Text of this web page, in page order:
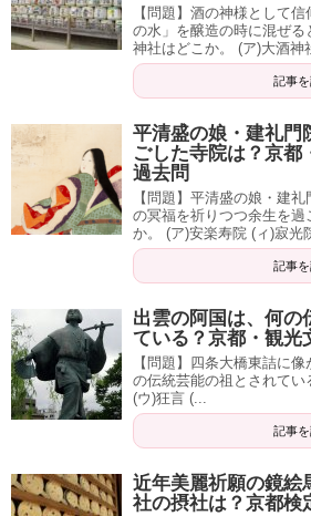
【問題】酒の神様として
の水」を醸造の時に混ぜ
神社はどこか。 (ア)大酒神
記事
平清盛の娘・建礼門
ごした寺院は？京都
過去問
【問題】平清盛の娘・建
の冥福を祈りつつ余生を過
か。 (ア)安楽寿院 (ィ)寂光
記事
出雲の阿国は、何の
ている？京都・観光
【問題】四条大橋東詰に
の伝統芸能の祖とされてい
(ウ)狂言 (...
記事
近年美麗祈願の鏡絵
社の摂社は？京都検